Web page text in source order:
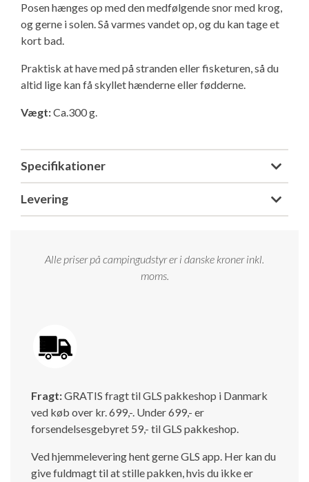
Isabella weekend- og vinterfortelte
Isabella fortelte til specialvogne
Isabella Opstillingsvejledninger
GPS tracker til autocamper og campingvogn
Handelsbetingelser - webshop
Cookie & Privatlivspolitik
Persondata
GPDR - KG Camping Kundeklub
Posen hænges op med den medfølgende snor med krog,
og gerne i solen. Så varmes vandet op, og du kan tage et
kort bad.
Praktisk at have med på stranden eller fisketuren, så du
altid lige kan få skyllet hænderne eller fødderne.
Vægt:Ca.300 g.
Specifikationer
Levering
Alle priser på campingudstyr er i danske kroner inkl.
moms.
Fragt:GRATIS fragt til GLS pakkeshop i Danmark
ved køb over kr. 699,-. Under 699,- er
forsendelsesgebyret 59,- til GLS pakkeshop.
Ved hjemmelevering hent gerne GLS app. Her kan du
give fuldmagt til at stille pakken, hvis du ikke er